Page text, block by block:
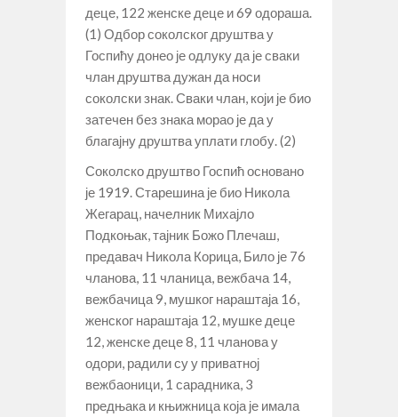
деце, 122 женске деце и 69 одораша.
(1) Одбор соколског друштва у
Госпићу донео је одлуку да је сваки
члан друштва дужан да носи
соколски знак. Сваки члан, који је био
затечен без знака морао је да у
благајну друштва уплати глобу. (2)
Соколско друштво Госпић основано
је 1919. Старешина је био Никола
Жегарац, начелник Михајло
Подкоњак, тајник Божо Плечаш,
предавач Никола Корица, Било је 76
чланова, 11 чланица, вежбача 14,
вежбачица 9, мушког нараштаја 16,
женског нараштаја 12, мушке деце
12, женске деце 8, 11 чланова у
одори, радили су у приватној
вежбаоници, 1 сарадника, 3
предњака и књижница која је имала